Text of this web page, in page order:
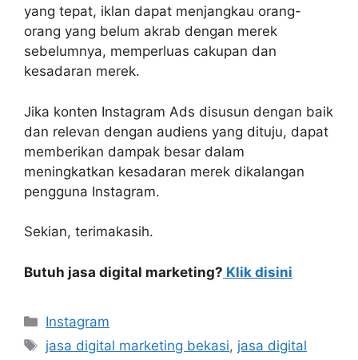
yang tepat, iklan dapat menjangkau orang-
orang yang belum akrab dengan merek
sebelumnya, memperluas cakupan dan
kesadaran merek.
Jika konten Instagram Ads disusun dengan baik
dan relevan dengan audiens yang dituju, dapat
memberikan dampak besar dalam
meningkatkan kesadaran merek dikalangan
pengguna Instagram.
Sekian, terimakasih.
Butuh jasa digital marketing? Klik disini
Instagram
jasa digital marketing bekasi, jasa digital